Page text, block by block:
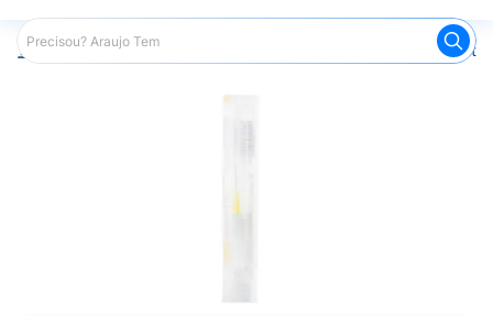
Araujo Saúde e Bem Estar Equipamentos e